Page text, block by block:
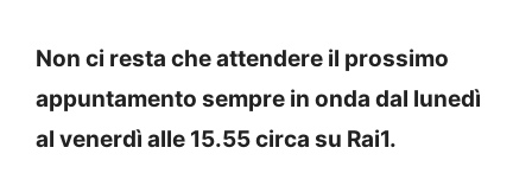
Non ci resta che attendere il prossimo
appuntamento sempre in onda dal lunedì
al venerdì alle 15.55 circa su Rai1.